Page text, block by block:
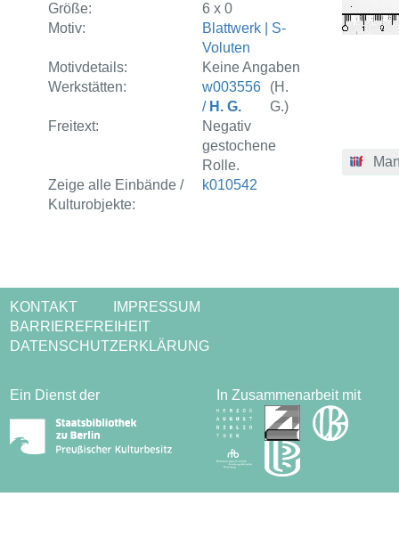
Größe:
6 x 0
Motiv:
Blattwerk | S-
Voluten
Motivdetails:
Keine Angaben
Werkstätten:
w003556
/ H. G.
(H.
G.)
Freitext:
Negativ
gestochene
Rolle.
Zeige alle Einbände /
Kulturobjekte:
k010542
KONTAKT
IMPRESSUM
BARRIEREFREIHEIT
DATENSCHUTZERKLÄRUNG
Ein Dienst der In Zusammenarbeit mit